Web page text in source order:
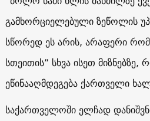
გამხორციელებული ზეწოლის
სწორედ ეს არის, არაფერი
სთეითის” სხვა ისეთ
ეწინააღმდეგება ქართველი
საქართველოში ელჩად